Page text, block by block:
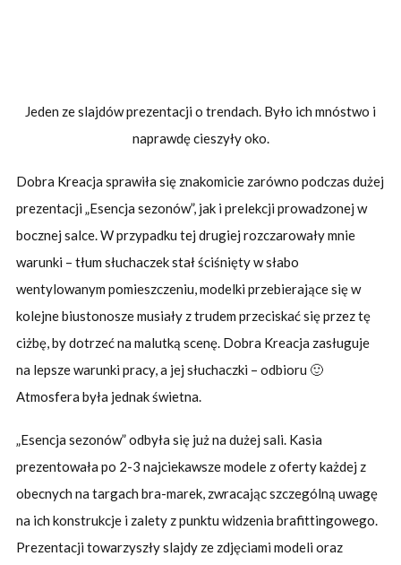
Jeden ze slajdów prezentacji o trendach. Było ich mnóstwo i
naprawdę cieszyły oko.
Dobra Kreacja sprawiła się znakomicie zarówno podczas dużej
prezentacji „Esencja sezonów”, jak i prelekcji prowadzonej w
bocznej salce. W przypadku tej drugiej rozczarowały mnie
warunki – tłum słuchaczek stał ściśnięty w słabo
wentylowanym pomieszczeniu, modelki przebierające się w
kolejne biustonosze musiały z trudem przeciskać się przez tę
ciżbę, by dotrzeć na malutką scenę. Dobra Kreacja zasługuje
na lepsze warunki pracy, a jej słuchaczki – odbioru 🙂
Atmosfera była jednak świetna.
„Esencja sezonów” odbyła się już na dużej sali. Kasia
prezentowała po 2-3 najciekawsze modele z oferty każdej z
obecnych na targach bra-marek, zwracając szczególną uwagę
na ich konstrukcje i zalety z punktu widzenia brafittingowego.
Prezentacji towarzyszły slajdy ze zdjęciami modeli oraz